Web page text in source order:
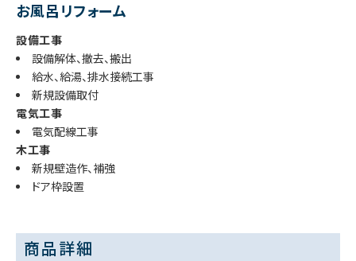
お風呂リフォーム
設備工事
設備解体、撤去、搬出
給水、給湯、排水接続工事
新規設備取付
電気工事
電気配線工事
木工事
新規壁造作、補強
ドア枠設置
商品詳細